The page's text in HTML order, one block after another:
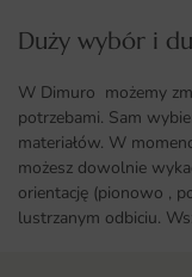
Duży wybór i
W Dimuro możemy
potrzebami. Sam
materiałów. W
możesz dowolnie
orientację (pionowo ,
lustrzanym odbiciu.